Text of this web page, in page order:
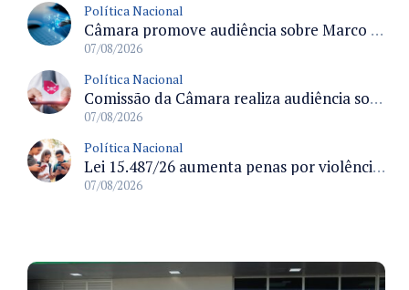
Política Nacional
Câmara promove audiência sobre Marco de Fomento à Economia Digital e impactos da inteligência artificial
07/08/2026
Política Nacional
Comissão da Câmara realiza audiência sobre apostas online para medir o tamanho do mercado ilegal
07/08/2026
Política Nacional
Lei 15.487/26 aumenta penas por violência sexual digital contra crianças e adolescentes e autoriza ronda virtual para investigação
07/08/2026